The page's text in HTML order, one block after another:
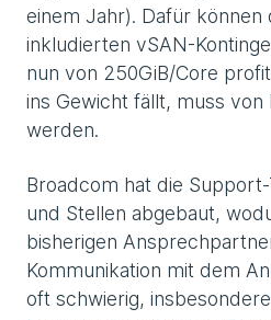
einem Jahr). Dafür können
inkludierten vSAN-
nun von 250GiB/Core
ins Gewicht fällt, muss von
werden.
Broadcom hat die
und Stellen abgebaut,
bisherigen
Kommunikation mit dem
oft schwierig,